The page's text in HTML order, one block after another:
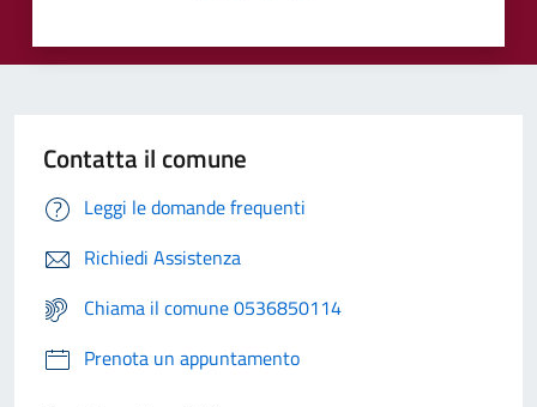
Contatta il comune
Leggi le domande frequenti
Richiedi Assistenza
Chiama il comune 0536850114
Prenota un appuntamento